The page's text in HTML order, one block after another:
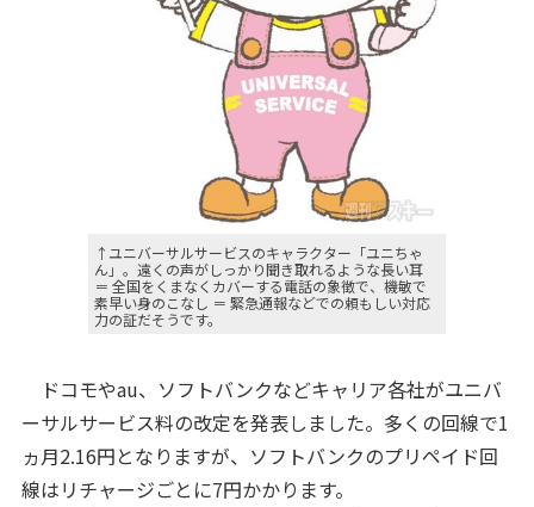
↑ユニバーサルサービスのキャラクター「ユニちゃ
ん」。遠くの声がしっかり聞き取れるような長い耳
＝ 全国をくまなくカバーする電話の象徴で、機敏で
素早い身のこなし ＝ 緊急通報などでの頼もしい対応
力の証だそうです。
ドコモやau、ソフトバンクなどキャリア各社がユニバ
ーサルサービス料の改定を発表しました。多くの回線で1
ヵ月2.16円となりますが、ソフトバンクのプリペイド回
線はリチャージごとに7円かかります。